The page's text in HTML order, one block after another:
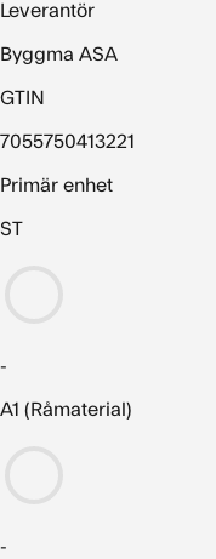
Leverantör
Byggma ASA
GTIN
7055750413221
Primär enhet
ST
-
A1 (Råmaterial)
-